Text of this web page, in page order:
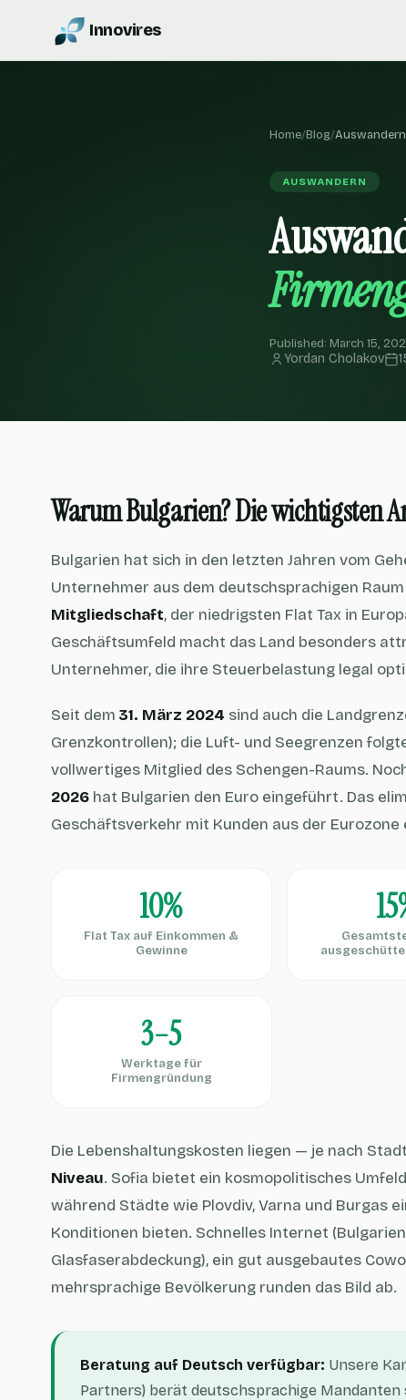
Innovires
Home/Blog/
AUSWANDERN
Published: March 15,
Yordan Cholakov
Warum Bulgarien? Die wichtigsten
Bulgarien hat sich in den letzten Jahren vom
Unternehmer aus dem deutschsprachigen
Mitgliedschaft, der niedrigsten Flat Tax in
Geschäftsumfeld macht das Land besonders
Unternehmer, die ihre Steuerbelastung legal
Seit dem 31. März 2024 sind auch die
Grenzkontrollen); die Luft- und Seegrenzen
vollwertiges Mitglied des Schengen-Raums.
2026 hat Bulgarien den Euro eingeführt. Das
Geschäftsverkehr mit Kunden aus der Eurozone
10%
Flat Tax auf Einkommen &
Gewinne
3–5
Werktage für
Firmengründung
Die Lebenshaltungskosten liegen — je nach
Niveau. Sofia bietet ein kosmopolitisches
während Städte wie Plovdiv, Varna und Burgas
Konditionen bieten. Schnelles Internet
Glasfaserabdeckung), ein gut ausgebautes
mehrsprachige Bevölkerung runden das Bild ab.
Beratung auf Deutsch verfügbar: Unsere
Partners) berät deutschsprachige